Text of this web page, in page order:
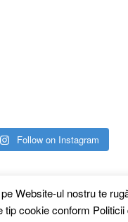
Follow on Instagram
Website-ul nostru te
tip cookie conform Politicii